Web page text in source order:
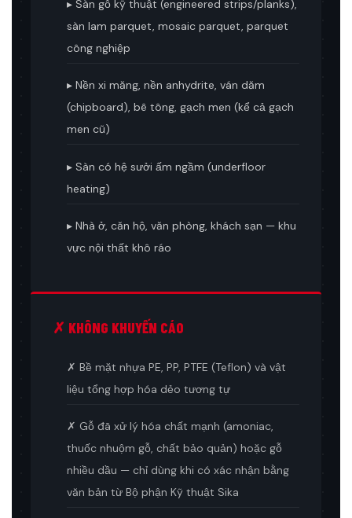
▸ Sàn gỗ kỹ thuật (engineered strips/planks),
sàn lam parquet, mosaic parquet, parquet
công nghiệp
▸ Nền xi măng, nền anhydrite, ván dăm
(chipboard), bê tông, gạch men (kể cả gạch
men cũ)
▸ Sàn có hệ sưởi ấm ngầm (underfloor
heating)
▸ Nhà ở, căn hộ, văn phòng, khách sạn — khu
vực nội thất khô ráo
✗ KHÔNG KHUYẾN CÁO
✗ Bề mặt nhựa PE, PP, PTFE (Teflon) và vật
liệu tổng hợp hóa dẻo tương tự
✗ Gỗ đã xử lý hóa chất mạnh (amoniac,
thuốc nhuộm gỗ, chất bảo quản) hoặc gỗ
nhiều dầu — chỉ dùng khi có xác nhận bằng
văn bản từ Bộ phận Kỹ thuật Sika